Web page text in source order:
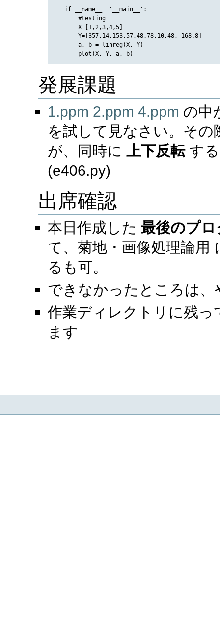
   if __name__=='__main__':
       #testing
       X=[1,2,3,4,5]
       Y=[357.14,153.57,48.78,10.48,-168.8]
       a, b = linreg(X, Y)
発展課題
1.ppm 2.ppm 4.ppm の中
を試して見なさい。そ
が、同時に 上下反転する
(e406.py)
出席確認
本日作成した 最後のプ
て、 菊地・画像処理論用
るも可。
できなかったところは
作業ディレクトリに残
ます